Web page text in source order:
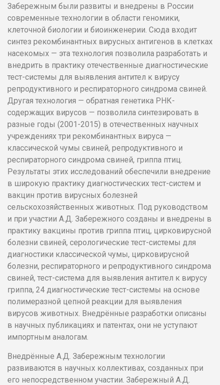
Забережным были развиты и внедрены в России
современные технологии в области геномики,
клеточной биологии и биоинженерии. Сюда входит
синтез рекомбинантных вирусных антигенов в клетках
насекомых — эта технология позволила разработать и
внедрить в практику отечественные диагностические
тест-системы для выявления антител к вирусу
репродуктивного и респираторного синдрома свиней.
Другая технология — обратная генетика РНК-
содержащих вирусов — позволила синтезировать в
разные годы (2001-2015) в отечественных научных
учреждениях три рекомбинантных вируса —
классической чумы свиней, репродуктивного и
респираторного синдрома свиней, гриппа птиц.
Результаты этих исследований обеспечили внедрение
в широкую практику диагностических тест-систем и
вакцин против вирусных болезней
сельскохозяйственных животных. Под руководством
и при участии А.Д. Забережного созданы и внедрены в
практику вакцины против гриппа птиц, цирковирусной
болезни свиней, серологические тест-системы для
диагностики классической чумы, цирковирусной
болезни, респираторного и репродуктивного синдрома
свиней, тест-система для выявления антител к вирусу
гриппа, 24 диагностические тест-системы на основе
полимеразной цепной реакции для выявления
вирусов животных. Внедрённые разработки описаны
в научных публикациях и патентах, они не уступают
импортным аналогам.
Внедрённые А.Д. Забережным технологии
развиваются в научных коллективах, созданных при
его непосредственном участии. Забережный А.Д.